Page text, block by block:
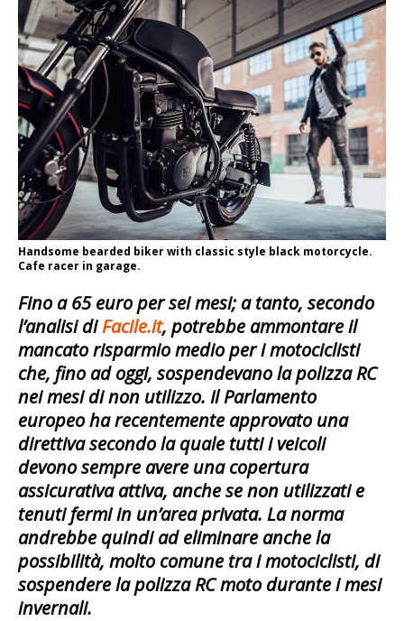
Handsome bearded biker with classic style black motorcycle.
Cafe racer in garage.
Fino a 65 euro per sei mesi; a tanto, secondo
l’analisi diFacile.it, potrebbe ammontare il
mancato risparmiomedio per i motociclisti
che, fino ad oggi, sospendevano la polizza RC
nei mesi di non utilizzo. Il Parlamento
europeo ha recentemente approvato una
direttiva secondo la qualetutti i veicoli
devono sempre avere unacopertura
assicurativa attiva, anche se non utilizzati e
tenuti fermi in un’area privata. La norma
andrebbe quindi ad eliminare anche la
possibilità, molto comune tra imotociclisti, di
sospendere la polizza RC moto durante i mesi
invernali.